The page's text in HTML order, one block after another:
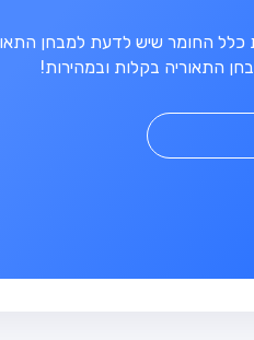
כלל החומר שיש לדעת למבחן
התאוריה בקלות ובמהירות!